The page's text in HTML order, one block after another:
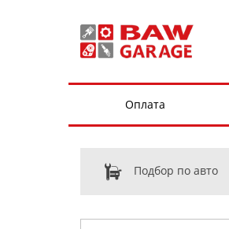
Оплата
Подбор по авто